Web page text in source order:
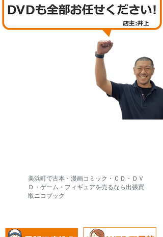
​美浜町で古本・漫画コミック・ＣＤ・ＤＶ
Ｄ・ゲーム・フィギュアを売るなら出張買
取ニコブック